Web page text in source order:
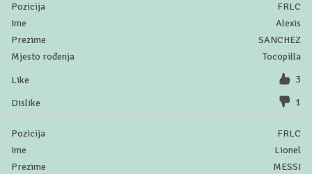
FRLC
Alexis
SANCHEZ
Tocopilla
3
1
FRLC
Lionel
MESSI